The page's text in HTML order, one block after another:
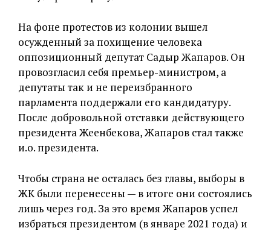
На фоне протестов из колонии вышел
осужденный за похищение человека
оппозиционный депутат Садыр Жапаров. Он
провозгласил себя премьер-министром, а
депутаты так и не переизбранного
парламента поддержали его кандидатуру.
После добровольной отставки действующего
президента Жеенбекова, Жапаров стал также
и.о. президента.
Чтобы страна не осталась без главы, выборы в
ЖК были перенесены — в итоге они состоялись
лишь через год. За это время Жапаров успел
избраться президентом (в январе 2021 года) и